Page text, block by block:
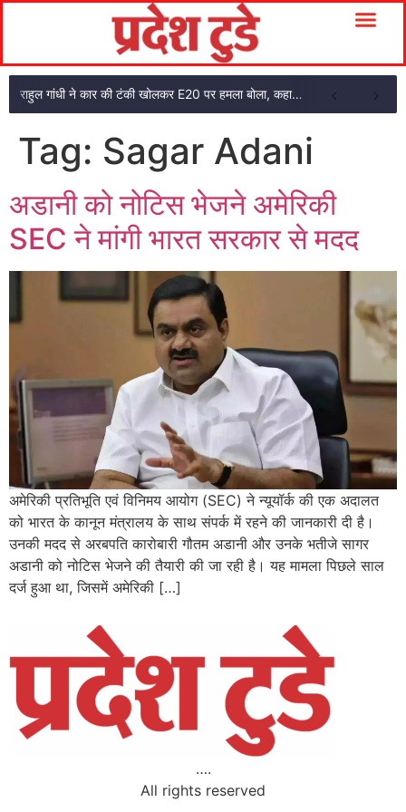
राहुल गांधी ने कार की टंकी खोलकर E20 पर हमला बोला, कहा- पूरी दाल ही काली है
Tag: Sagar Adani
अडानी को नोटिस भेजने अमेरिकी
SEC ने मांगी भारत सरकार से मदद
अमेरिकी प्रतिभूति एवं विनिमय आयोग (SEC) ने न्यूयॉर्क की एक अदालत
को भारत के कानून मंत्रालय के साथ संपर्क में रहने की जानकारी दी है।
उनकी मदद से अरबपति कारोबारी गौतम अडानी और उनके भतीजे सागर
अडानी को नोटिस भेजने की तैयारी की जा रही है। यह मामला पिछले साल
दर्ज हुआ था, जिसमें अमेरिकी […]
….
All rights reserved